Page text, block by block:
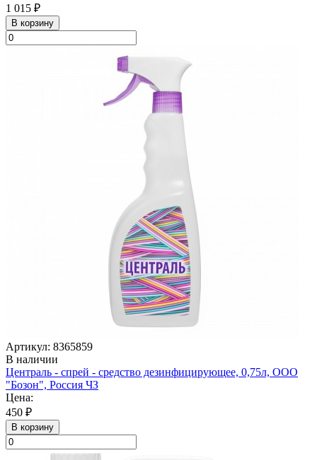
1 015 ₽
В корзину
Артикул: 8365859
В наличии
Централь - спрей - средство дезинфицирующее, 0,75л, ООО
"Бозон", Россия ЧЗ
Цена:
450 ₽
В корзину